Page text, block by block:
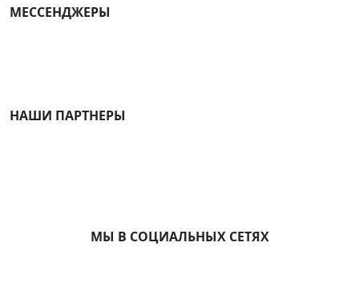
МЕССЕНДЖЕРЫ
НАШИ ПАРТНЕРЫ
МЫ В СОЦИАЛЬНЫХ СЕТЯХ